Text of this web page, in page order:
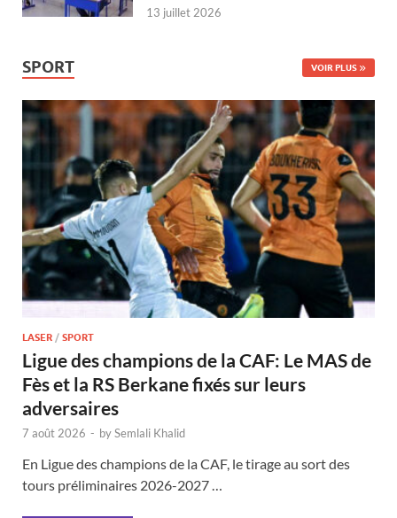
13 juillet 2026
SPORT VOIR PLUS
LASER / SPORT
Ligue des champions de la CAF: Le MAS de
Fès et la RS Berkane fixés sur leurs
adversaires
7 août 2026 - bySemlali Khalid
En Ligue des champions de la CAF, le tirage au sort des
tours préliminaires 2026-2027 …